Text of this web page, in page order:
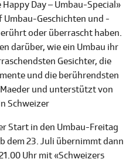
Day – Umbau-Special»
Umbau-Geschichten und -
oder überrascht haben.
darüber, wie ein Umbau ihr
Gesichter, die
und die berührendsten
und unterstützt von
Schweizer
Start in den Umbau-Freitag
dem 23. Juli übernimmt dann
Uhr mit «Schweizers